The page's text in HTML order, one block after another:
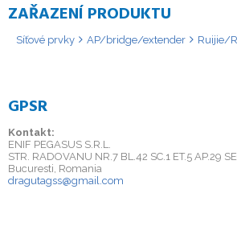
ZAŘAZENÍ PRODUKTU
Síťové prvky AP/bridge/extender Ruijie/
GPSR
Kontakt:
ENIF PEGASUS S.R.L.
STR. RADOVANU NR.7 BL.42 SC.1 ET.5 AP.29
Bucuresti, Romania
dragutagss@gmail.com